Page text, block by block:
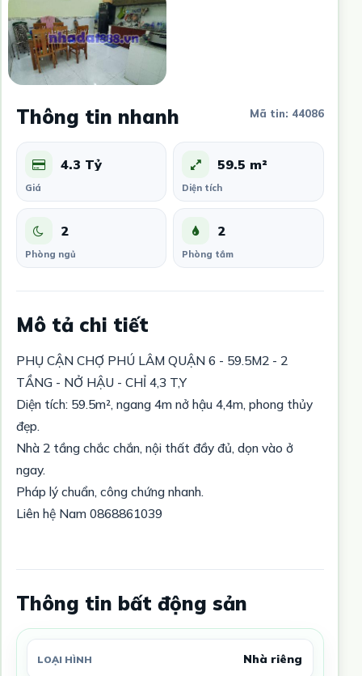
Thông tin nhanh Mã tin: 44086
4.3 Tỷ
Giá
59.5 m²
Diện tích
2
Phòng ngủ
2
Phòng tắm
Mô tả chi tiết
PHỤ CẬN CHỢ PHÚ LÂM QUẬN 6 - 59.5M2 - 2
TẦNG - NỞ HẬU - CHỈ 4,3 T,Y
Diện tích: 59.5m², ngang 4m nở hậu 4,4m, phong thủy
đẹp.
Nhà 2 tầng chắc chắn, nội thất đầy đủ, dọn vào ở
ngay.
Pháp lý chuẩn, công chứng nhanh.
Liên hệ Nam 0868861039
Thông tin bất động sản
LOẠI HÌNH Nhà riêng